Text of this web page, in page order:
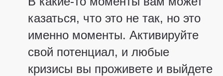
казаться, что это не так, но это
именно моменты. Активируйте
свой потенциал, и любые
кризисы вы проживете и выйдете